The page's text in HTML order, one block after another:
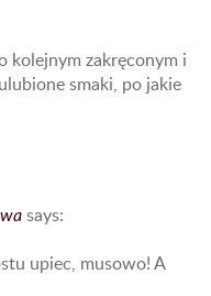
kolejnym zakręconym i
smaki, po jakie
says:
upiec, musowo! A